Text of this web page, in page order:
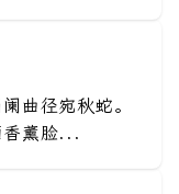
曲径宛秋蛇。
香薰脸...